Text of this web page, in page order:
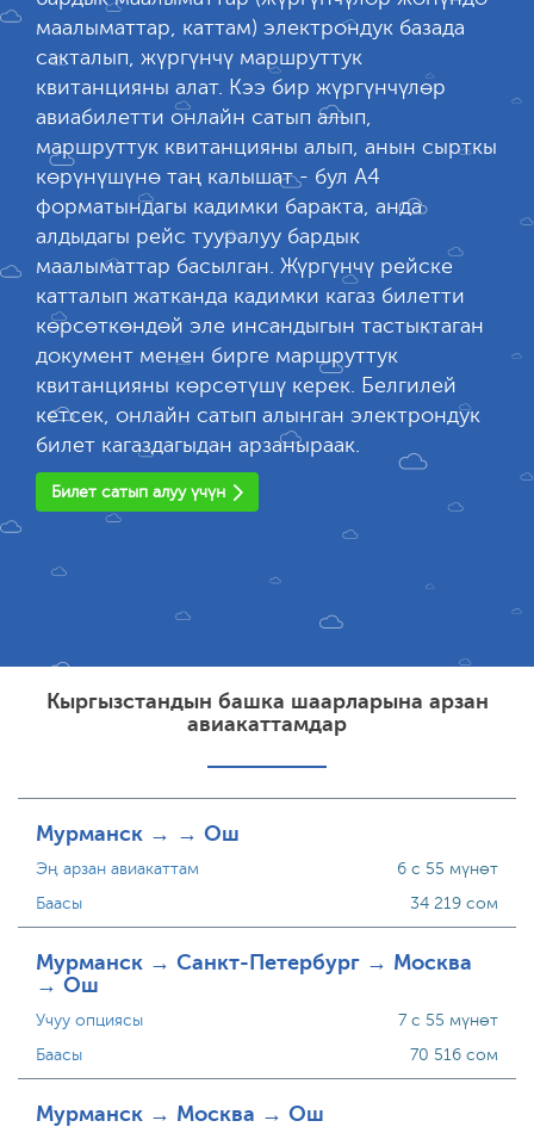
маалыматтар, каттам) электрондук базада
сакталып, жүргүнчү маршруттук
квитанцияны алат. Кээ бир жүргүнчүлөр
авиабилетти онлайн сатып алып,
маршруттук квитанцияны алып, анын сырткы
көрүнүшүнө таң калышат - бул А4
форматындагы кадимки баракта, анда
алдыдагы рейс тууралуу бардык
маалыматтар басылган. Жүргүнчү рейске
катталып жатканда кадимки кагаз билетти
көрсөткөндөй эле инсандыгын тастыктаган
документ менен бирге маршруттук
квитанцияны көрсөтүшү керек. Белгилей
кетсек, онлайн сатып алынган электрондук
билет кагаздагыдан арзаныраак.
Билет сатып алуу үчүн
Кыргызстандын башка шаарларына арзан
авиакаттамдар
Мурманск → → Ош
Эң арзан авиакаттам
Баасы
6 с 55 мүнөт
34 219 сом
Мурманск → Санкт-Петербург → Москва
→ Ош
Учуу опциясы
Баасы
7 с 55 мүнөт
70 516 сом
Мурманск → Москва → Ош